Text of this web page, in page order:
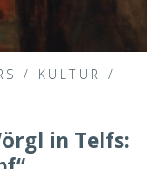
/ KULTUR /
in Telfs: